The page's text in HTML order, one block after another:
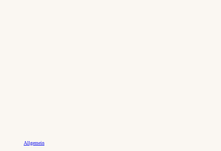
Allgemein